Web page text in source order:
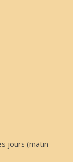
jours (matin